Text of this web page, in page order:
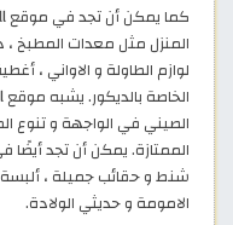
المنزل مثل معدات المطبخ ،
لوازم الطاولة و الاواني ،
الخاصة بالديكور. يشبه موقع Ajmall إلى حد كبير موقع
الصيني في الواجهة و تنوع
شنط و حقائب جميلة ، ألبسة
الامومة و حديثي الولادة.